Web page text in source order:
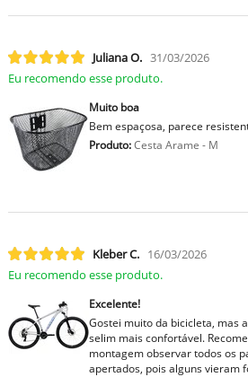
Juliana O. 31/03/2026
Eu recomendo esse produto.
Muito boa
Bem espaçosa, parece
Produto:Cesta Arame - M
Kleber C. 16/03/2026
Eu recomendo esse produto.
Excelente!
Gostei muito da bicicleta, mas
selim mais confortável.
montagem observar todos os
apertados, pois alguns vieram